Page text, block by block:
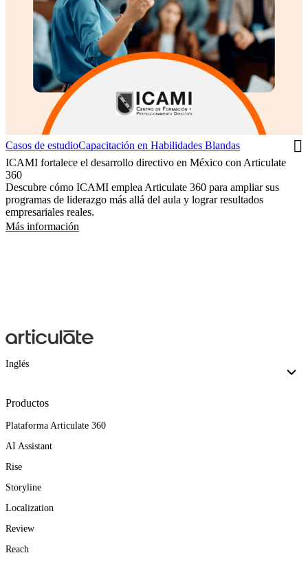
Casos de estudioCapacitación en Habilidades Blandas
ICAMI fortalece el desarrollo directivo en México con Articulate
360
Descubre cómo ICAMI emplea Articulate 360 para ampliar sus
programas de liderazgo más allá del aula y lograr resultados
empresariales reales.
Más información
Inglés
Productos
Plataforma Articulate 360
AI Assistant
Rise
Storyline
Localization
Review
Reach